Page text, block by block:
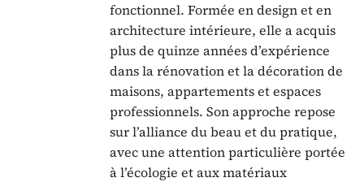
fonctionnel. Formée en design et en
architecture intérieure, elle a acquis
plus de quinze années d’expérience
dans la rénovation et la décoration de
maisons, appartements et espaces
professionnels. Son approche repose
sur l’alliance du beau et du pratique,
avec une attention particulière portée
à l’écologie et aux matériaux